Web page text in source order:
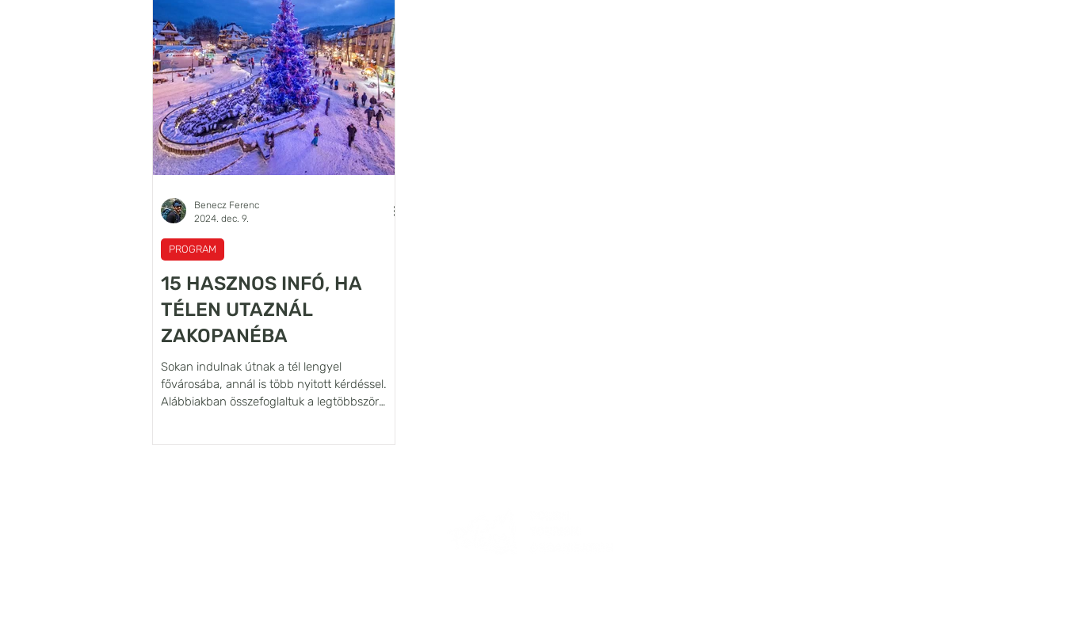
15 HASZNOS INFÓ, HA
TÉLEN UTAZNÁL
ZAKOPANÉBA
Sokan indulnak útnak a tél lengyel
fővárosába, annál is több nyitott kérdéssel.
Alábbiakban összefoglaltuk a legtöbbször
PROGRAM
Benecz Ferenc
2024. dec. 9.